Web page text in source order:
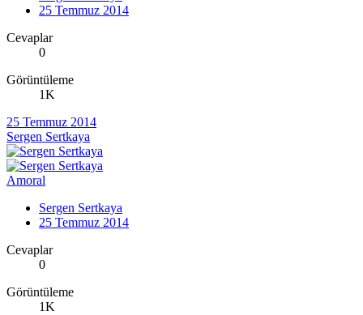
25 Temmuz 2014
Cevaplar
0
Görüntüleme
1K
25 Temmuz 2014
Sergen Sertkaya
Amoral
Sergen Sertkaya
25 Temmuz 2014
Cevaplar
0
Görüntüleme
1K